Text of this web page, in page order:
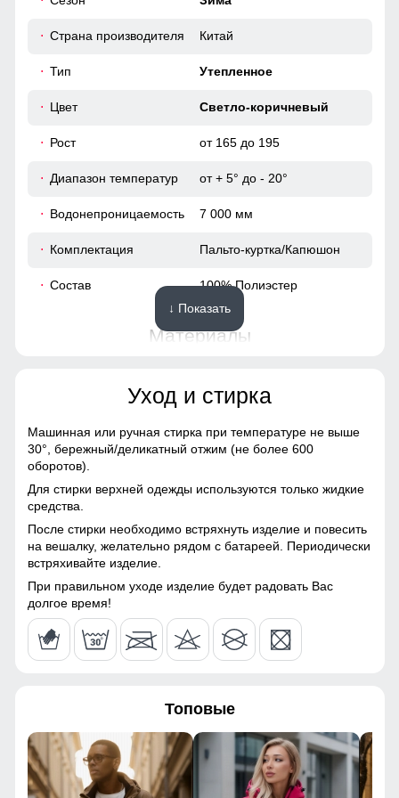
Утеплённый капюшон!
Надёжно защищает от холода, ветра и осадков. Идеален
Надёжно защищает от холода, ветра и осадков. Идеален
для зимней погоды, не требует головного убора.
Трикотажные манжеты!
Защищают от ветра и не пропускают холод, обеспечивая
комфорт и тепло.
44
62
56
42
Страна производителя Китай
Тип Утепленное
Цвет Светло-коричневый
Рост от 165 до 195
Диапазон температур от + 5° до - 20°
Водонепроницаемость 7 000 мм
Комплектация Пальто-куртка/Капюшон
Состав 100% Полиэстер
Материалы
Полиэстер, Плащевка,
Болонь, Экологичные
Материал подкладки
Материал подкладки
капюшона
Полиэстер
Материал подкладки
кармана
Полиэстер
Материал наполнителя
Фактура материала Гладкая, стеганная
Плотность утеплителя (г/ 220
Конструктивные особенности
↓ Показать
Уход и стирка
Машинная или ручная стирка при температуре не выше
30°, бережный/деликатный отжим (не более 600
оборотов).
Для стирки верхней одежды используются только жидкие
средства.
После стирки необходимо встряхнуть изделие и повесить
на вешалку, желательно рядом с батареей. Периодически
встряхивайте изделие.
При правильном уходе изделие будет радовать Вас
долгое время!
Топовые